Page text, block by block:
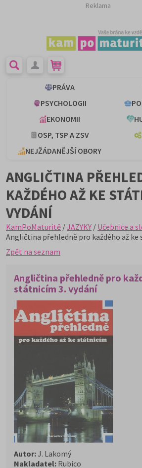
Reklama
PRÁVA
PSYCHOLOGII
EKONOMII
OSP, TSP A ZSV
NEJŽÁDANĚJŠÍ OBORY
ANGLIČTINA
KAŽDÉHO AŽ KE
VYDÁNÍ
KamPoMaturitě /JAZYKY / Učebnice a
Angličtina přehledně pro každého až ke
Zpět na seznam
Angličtina přehledně pro
státnicím 3. vydání
Autor:J. Lakomý
Nakladatel: Rubico